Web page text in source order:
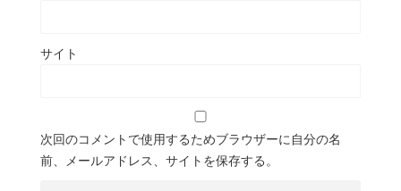
サイト
次回のコメントで使用するためブラウザーに自分の名
前、メールアドレス、サイトを保存する。